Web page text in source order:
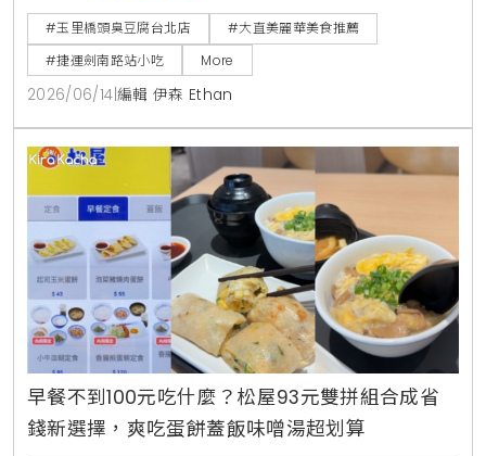
捷運劍南路站必吃美食。
#玉里橋頭臭豆腐台北店
#大直美麗華美食推薦
#捷運劍南路站小吃
More
2026/06/14 編輯 伊森 Ethan
早餐不到100元吃什麼？松屋93元雙拼組合成省
錢新選擇，爽吃蛋餅蓋飯味噌湯超划算